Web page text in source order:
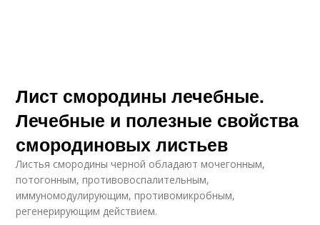
Лист смородины лечебные.
Лечебные и полезные свойства
смородиновых листьев
Листья смородины черной обладают мочегонным,
потогонным, противовоспалительным,
иммуномодулирующим, противомикробным,
регенерирующим действием.